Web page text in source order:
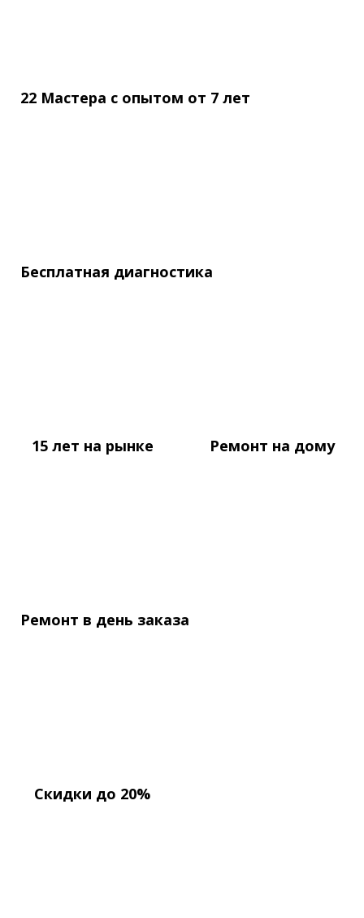
22 Мастера с опытом от 7 лет
Бесплатная диагностика
15 лет на рынке Ремонт на дому
Ремонт в день заказа
Скидки до 20%